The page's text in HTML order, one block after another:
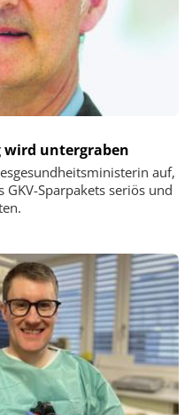
wird untergraben
auf,
GKV-Sparpakets seriös und